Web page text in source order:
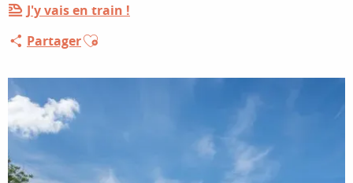
J'y vais en train !
PartagerAjouter aux favoris